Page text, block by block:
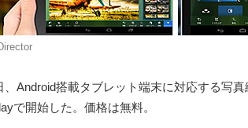
、Android搭載タブレット端末に対応する写
で開始した。価格は無料。